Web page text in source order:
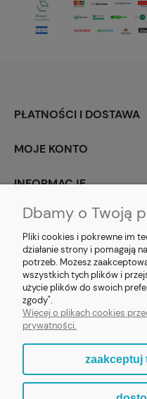
PŁATNOŚCI I DOSTAWA
MOJE KONTO
INFORMACJE
SOCIAL MEDIA
E-prezent.org|sprzedaz@e-
1133029322 | REGON:
© 2021
Dbamy o Twoją
Pliki cookies i pokrewne im
działanie strony i pomagają
potrzeb. Możesz
wszystkich tych plików i
użycie plików do swoich
zgody".
Więcej o plikach cookies
prywatności.
zaakceptuj